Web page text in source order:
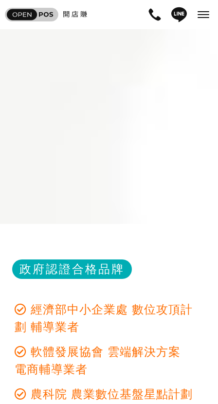
政府認證合格品牌
經濟部中小企業處 數位攻頂計
劃 輔導業者
軟體發展協會 雲端解決方案
電商輔導業者
農科院 農業數位基盤星點計劃